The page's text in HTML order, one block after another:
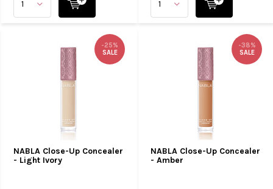
NABLA Close-Up Concealer
- Light Ivory
-25%
SALE
NABLA Close-Up Concealer
- Amber
-38%
SALE